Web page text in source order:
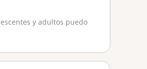
y adultos puedo